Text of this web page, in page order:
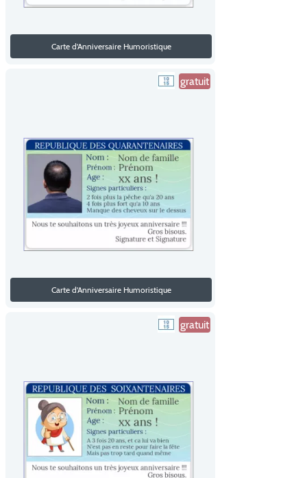
Carte d'Anniversaire Humoristique
gratuit
Carte d'Anniversaire Humoristique
gratuit